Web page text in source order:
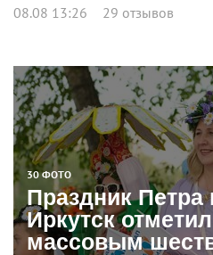
08.08 13:26 29 отзывов
30 ФОТО
Праздник
Иркутск
массовым